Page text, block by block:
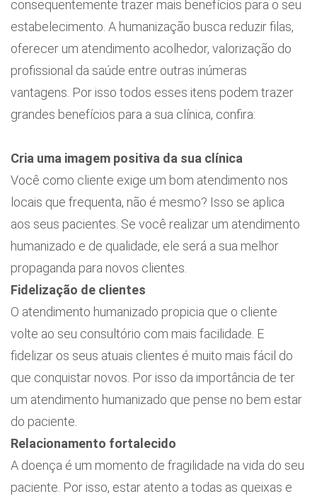
consequentemente trazer mais benefícios para o seu
estabelecimento. A humanização busca reduzir filas,
oferecer um atendimento acolhedor, valorização do
profissional da saúde entre outras inúmeras
vantagens. Por isso todos esses itens podem trazer
grandes benefícios para a sua clínica, confira:
Cria uma imagem positiva da sua clínica
Você como cliente exige um bom atendimento nos
locais que frequenta, não é mesmo? Isso se aplica
aos seus pacientes. Se você realizar um atendimento
humanizado e de qualidade, ele será a sua melhor
propaganda para novos clientes.
Fidelização de clientes
O atendimento humanizado propicia que o cliente
volte ao seu consultório com mais facilidade. E
fidelizar os seus atuais clientes é muito mais fácil do
que conquistar novos. Por isso da importância de ter
um atendimento humanizado que pense no bem estar
do paciente.
Relacionamento fortalecido
A doença é um momento de fragilidade na vida do seu
paciente. Por isso, estar atento a todas as queixas e